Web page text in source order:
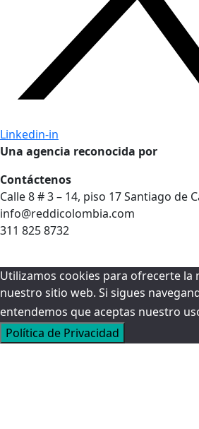
Linkedin-in
Una agencia reconocida por
Contáctenos
Calle 8 # 3 – 14, piso 17 Santiago de
info@reddicolombia.com
311 825 8732
Utilizamos cookies para ofrecerte la
nuestro sitio web. Si sigues
entendemos que aceptas nuestro
Política de Privacidad